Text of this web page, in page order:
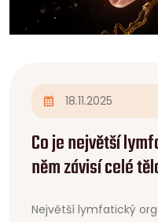
18.11.2025
Co je největší
něm závisí celé
Největší lymfatický